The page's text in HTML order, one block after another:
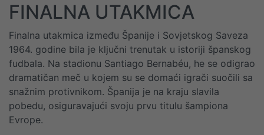
FINALNA UTAKMICA
Finalna utakmica između Španije i Sovjetskog Saveza
1964. godine bila je ključni trenutak u istoriji španskog
fudbala. Na stadionu Santiago Bernabéu, he se odigrao
dramatičan meč u kojem su se domaći igrači suočili sa
snažnim protivnikom. Španija je na kraju slavila
pobedu, osiguravajući svoju prvu titulu šampiona
Evrope.